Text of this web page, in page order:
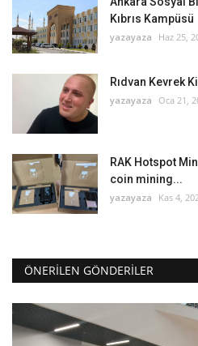
Kıbrıs Kampüsü
yazayaza Haz 25,
Rıdvan Kevrek
yazayaza Oca 21,
RAK Hotspot
coin mining...
yazayaza Kas 4,
ÖNERILEN GÖNDERILER